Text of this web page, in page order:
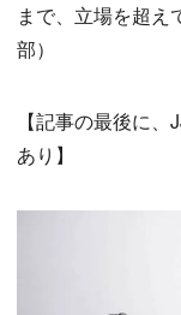
まで、立場を超え
部）
【記事の最後に
あり】